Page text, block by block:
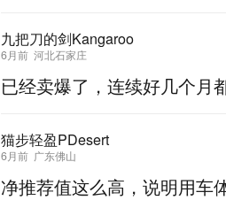
九把刀的剑Kangaroo
6月前 河北石家庄
已经卖爆了，连续好几个月
猫步轻盈PDesert
6月前 广东佛山
净推荐值这么高，说明用车